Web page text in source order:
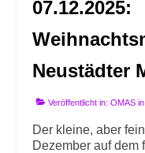
Info-Links gegen
07.12.2025:
Neustädter
Veröffentlicht in: OMAS
Der kleine, aber
Dezember auf dem